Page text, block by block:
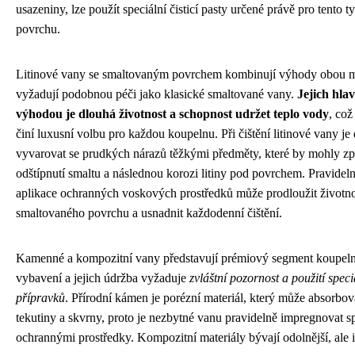
usazeniny, lze použít speciální čisticí pasty určené právě pro tento
povrchu.
Litinové vany se smaltovaným povrchem kombinují výhody obou
vyžadují podobnou péči jako klasické smaltované vany. Jejich
výhodou je dlouhá životnost a schopnost udržet teplo vody,
činí luxusní volbu pro každou koupelnu. Při čištění litinové vany je
vyvarovat se prudkých nárazů těžkými předměty, které by mohly
odštípnutí smaltu a následnou korozi litiny pod povrchem.
aplikace ochranných voskových prostředků může prodloužit
smaltovaného povrchu a usnadnit každodenní čištění.
Kamenné a kompozitní vany představují prémiový segment
vybavení a jejich údržba vyžaduje zvláštní pozornost a použití
přípravků. Přírodní kámen je porézní materiál, který může
tekutiny a skvrny, proto je nezbytné vanu pravidelně impregnovat
ochrannými prostředky. Kompozitní materiály bývají odolnější, ale